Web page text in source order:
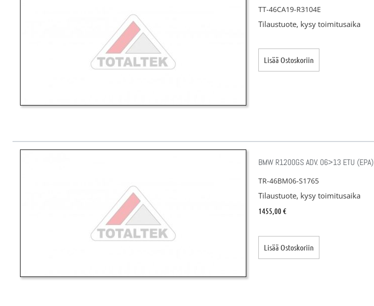
TT-46CA19-R3104E
Tilaustuote, kysy toimitusaika
Lisää Ostoskoriin
BMW R1200GS ADV. 06>13 ETU (EPA)
TR-46BM06-S1765
Tilaustuote, kysy toimitusaika
1455,00 €
Lisää Ostoskoriin